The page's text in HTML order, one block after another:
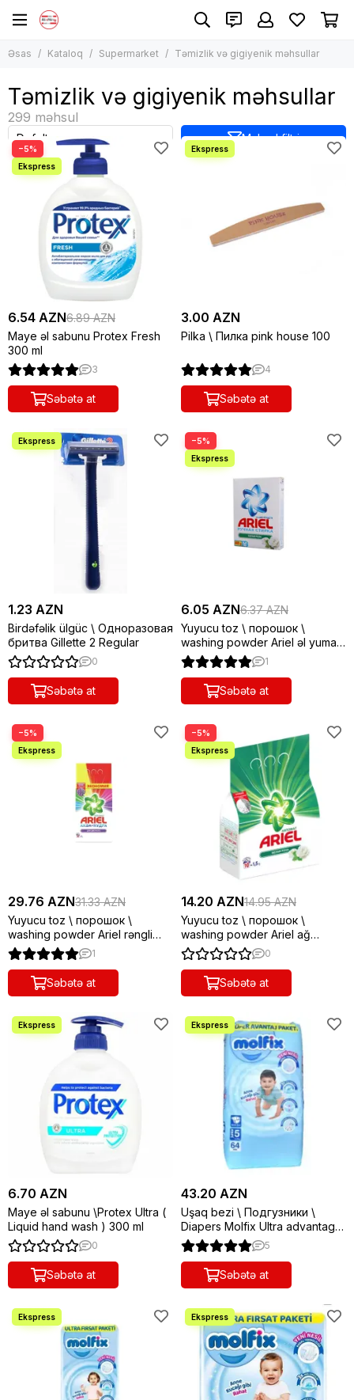
Supermarket
İçkilər
Təmizlik və gigiyenik məhsullar
Heyvan qidaları
Əsas Kataloq Supermarket Təmizlik və gigiyenik məhsullar
Təmizlik və gigiyenik məhsullar
Məhsul filtri
−5%
6.54 AZN6.89 AZN
Maye əl sabunu Protex Fresh
300 ml
3
Səbətə at
3.00 AZN
Pilka \ Пилка pink house 100
4
Səbətə at
1.23 AZN
Birdəfəlik ülgüc \ Одноразовая
бритва Gillette 2 Regular
0
Səbətə at
−5%
6.05 AZN6.37 AZN
Yuyucu toz \ порошок \
washing powder Ariel əl yuma
400 q
1
Səbətə at
−5%
29.76 AZN31.33 AZN
Yuyucu toz \ порошок \
washing powder Ariel rəngli
paltarlar 3 kq
1
Səbətə at
−5%
14.20 AZN14.95 AZN
Yuyucu toz \ порошок \
washing powder Ariel ağ
paltarlar 1.5 kq
0
Səbətə at
6.70 AZN
Maye əl sabunu \Protex Ultra (
Liquid hand wash ) 300 ml
0
Səbətə at
43.20 AZN
Uşaq bezi \ Подгузники \
Diapers Molfix Ultra advantage
pack 78pcs ( junior 5-11-18kg )
5
Səbətə at